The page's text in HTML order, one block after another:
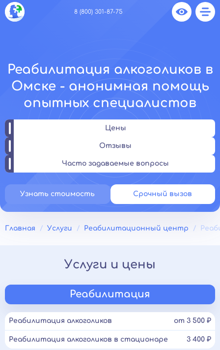
8 (800) 301-87-75
Реабилитация алкоголиков в
Омске - анонимная помощь
опытных специалистов
Цены
Отзывы
Часто задаваемые вопросы
Узнать стоимость Срочный вызов
Главная Услуги Реабилитационный центр
Услуги и цены
Реабилитация
Реабилитация алкоголиков от 3 500 ₽
Реабилитация алкоголиков в стационаре 3 400 ₽